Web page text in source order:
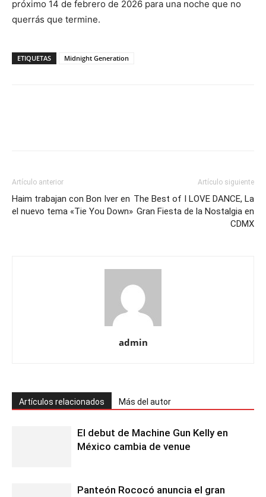
próximo 14 de febrero de 2026 para una noche que no
querrás que termine.
ETIQUETAS Midnight Generation
Artículo anterior
Haim trabajan con Bon Iver en
el nuevo tema «Tie You Down»
Artículo siguiente
The Best of I LOVE DANCE, La
Gran Fiesta de la Nostalgia en
CDMX
admin
Artículos relacionados Más del autor
El debut de Machine Gun Kelly en
México cambia de venue
Panteón Rococó anuncia el gran